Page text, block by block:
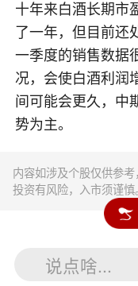
十年来白酒长期市
了一年，但目前还
一季度的销售数据
况，会使白酒利润
间可能会更久，中
势为主。
内容如涉及个股仅供参考
投资有风险，入市须谨慎。
说点啥...